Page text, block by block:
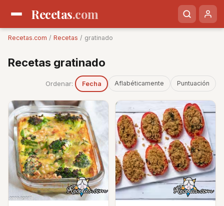
Recetas.com
Recetas.com / Recetas / gratinado
Recetas gratinado
Ordenar: Fecha Aflabéticamente Puntuación